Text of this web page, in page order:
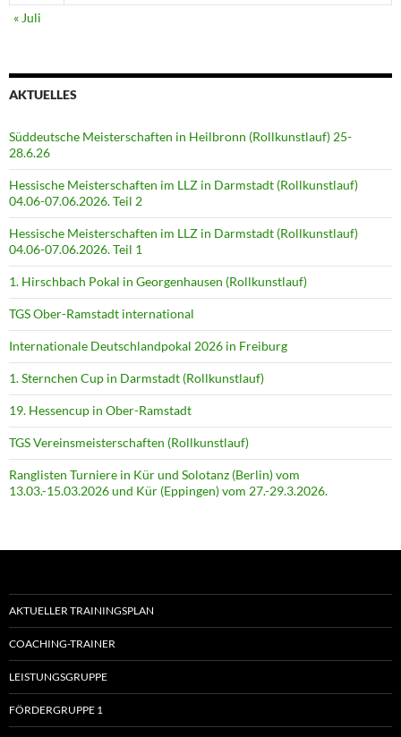
« Juli
AKTUELLES
Süddeutsche Meisterschaften in Heilbronn (Rollkunstlauf) 25-
28.6.26
Hessische Meisterschaften im LLZ in Darmstadt (Rollkunstlauf)
04.06-07.06.2026. Teil 2
Hessische Meisterschaften im LLZ in Darmstadt (Rollkunstlauf)
04.06-07.06.2026. Teil 1
1. Hirschbach Pokal in Georgenhausen (Rollkunstlauf)
TGS Ober-Ramstadt international
Internationale Deutschlandpokal 2026 in Freiburg
1. Sternchen Cup in Darmstadt (Rollkunstlauf)
19. Hessencup in Ober-Ramstadt
TGS Vereinsmeisterschaften (Rollkunstlauf)
Ranglisten Turniere in Kür und Solotanz (Berlin) vom
13.03.-15.03.2026 und Kür (Eppingen) vom 27.-29.3.2026.
AKTUELLER TRAININGSPLAN
COACHING-TRAINER
LEISTUNGSGRUPPE
FÖRDERGRUPPE 1